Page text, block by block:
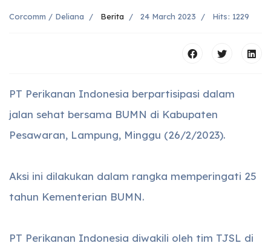
Corcomm / Deliana Berita 24 March 2023 Hits: 1229
PT Perikanan Indonesia berpartisipasi dalam
jalan sehat bersama BUMN di Kabupaten
Pesawaran, Lampung, Minggu (26/2/2023).
Aksi ini dilakukan dalam rangka memperingati 25
tahun Kementerian BUMN.
PT Perikanan Indonesia diwakili oleh tim TJSL di